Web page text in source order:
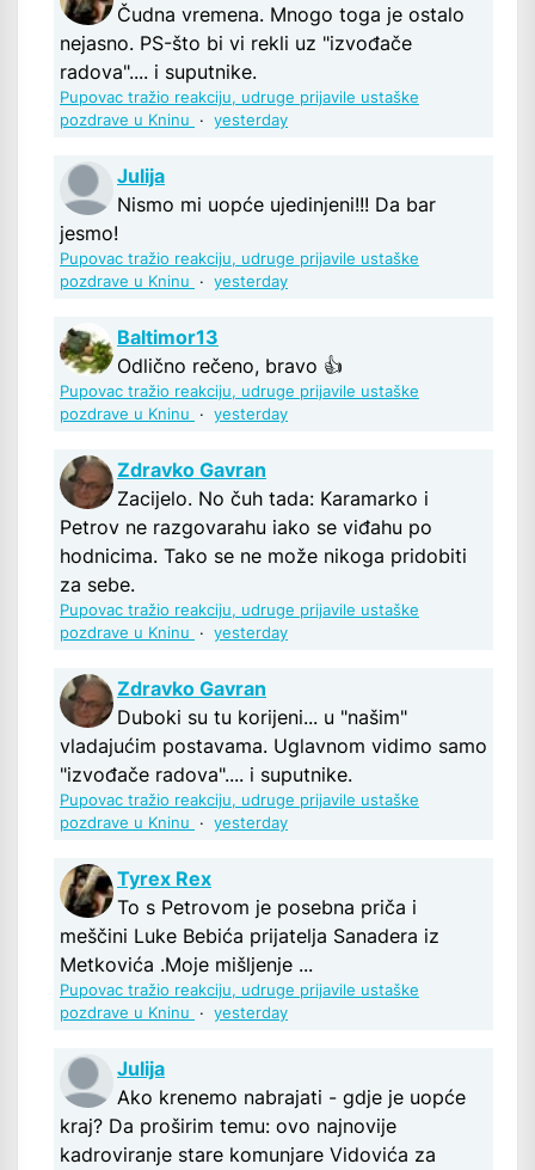
Čudna vremena. Mnogo toga je ostalo
nejasno. PS-što bi vi rekli uz "izvođače
radova".... i suputnike.
Pupovac tražio reakciju, udruge prijavile ustaške
pozdrave u Kninu
· yesterday
Julija
Nismo mi uopće ujedinjeni!!! Da bar
jesmo!
Pupovac tražio reakciju, udruge prijavile ustaške
pozdrave u Kninu
· yesterday
Baltimor13
Odlično rečeno, bravo 👍
Pupovac tražio reakciju, udruge prijavile ustaške
pozdrave u Kninu
· yesterday
Zdravko Gavran
Zacijelo. No čuh tada: Karamarko i
Petrov ne razgovarahu iako se viđahu po
hodnicima. Tako se ne može nikoga pridobiti
za sebe.
Pupovac tražio reakciju, udruge prijavile ustaške
pozdrave u Kninu
· yesterday
Zdravko Gavran
Duboki su tu korijeni... u "našim"
vladajućim postavama. Uglavnom vidimo samo
"izvođače radova".... i suputnike.
Pupovac tražio reakciju, udruge prijavile ustaške
pozdrave u Kninu
· yesterday
Tyrex Rex
To s Petrovom je posebna priča i
meščini Luke Bebića prijatelja Sanadera iz
Metkovića .Moje mišljenje ...
Pupovac tražio reakciju, udruge prijavile ustaške
pozdrave u Kninu
· yesterday
Julija
Ako krenemo nabrajati - gdje je uopće
kraj? Da proširim temu: ovo najnovije
kadroviranje stare komunjare Vidovića za